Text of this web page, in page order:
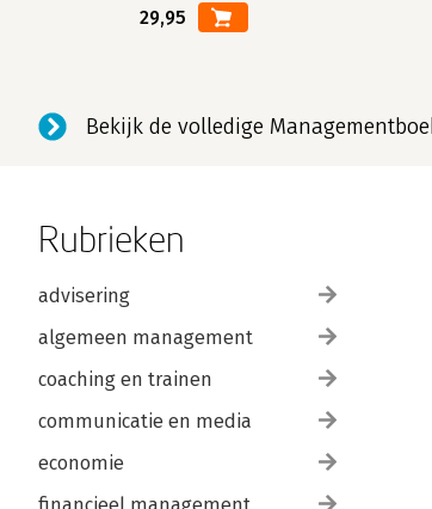
29,95
Bekijk de volledige
Rubrieken
advisering
algemeen management
coaching en trainen
communicatie en media
economie